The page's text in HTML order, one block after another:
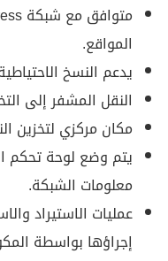
المواقع.
يدعم النسخ
النقل المشفر إلى
مكان مركزي لتخزين
يتم وضع لوحة تحكم
معلومات الشبكة.
عمليات الاستيراد
إجراؤها بواسطة